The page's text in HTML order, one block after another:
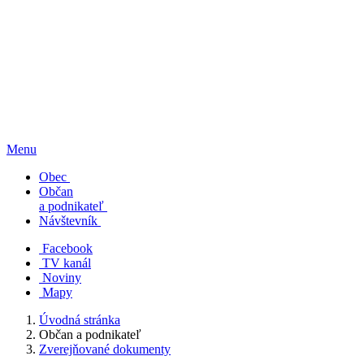
Menu
Obec
Občan
a podnikateľ
Návštevník
Facebook
TV kanál
Noviny
Mapy
Úvodná stránka
Občan a podnikateľ
Zverejňované dokumenty